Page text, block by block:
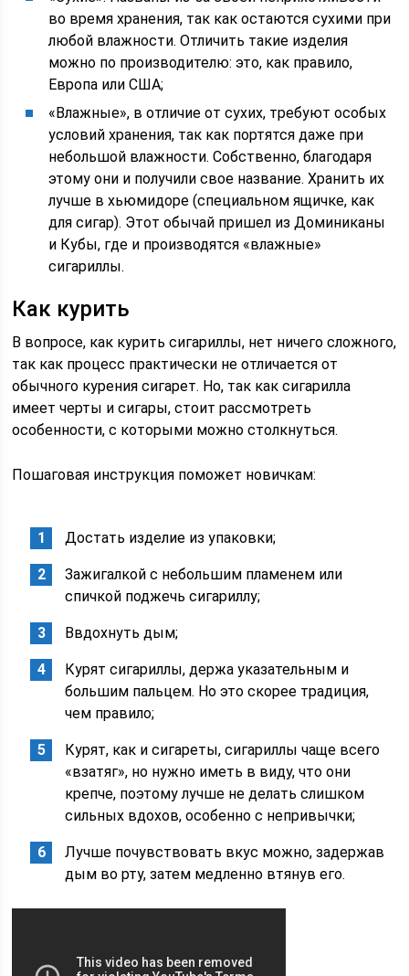
во время хранения, так как остаются сухими при
любой влажности. Отличить такие изделия
можно по производителю: это, как правило,
Европа или США;
«Влажные», в отличие от сухих, требуют особых
условий хранения, так как портятся даже при
небольшой влажности. Собственно, благодаря
этому они и получили свое название. Хранить их
лучше в хьюмидоре (специальном ящичке, как
для сигар). Этот обычай пришел из Доминиканы
и Кубы, где и производятся «влажные»
сигариллы.
Как курить
В вопросе, как курить сигариллы, нет ничего сложного,
так как процесс практически не отличается от
обычного курения сигарет. Но, так как сигарилла
имеет черты и сигары, стоит рассмотреть
особенности, с которыми можно столкнуться.
Пошаговая инструкция поможет новичкам:
Достать изделие из упаковки;
Зажигалкой с небольшим пламенем или
спичкой поджечь сигариллу;
Ввдохнуть дым;
Курят сигариллы, держа указательным и
большим пальцем. Но это скорее традиция,
чем правило;
Курят, как и сигареты, сигариллы чаще всего
«взатяг», но нужно иметь в виду, что они
крепче, поэтому лучше не делать слишком
сильных вдохов, особенно с непривычки;
Лучше почувствовать вкус можно, задержав
дым во рту, затем медленно втянув его.